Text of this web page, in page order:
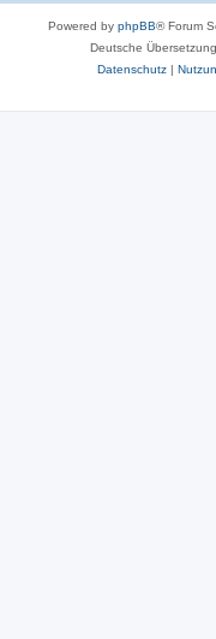
Powered by phpBB® Forum
Deutsche
Datenschutz|